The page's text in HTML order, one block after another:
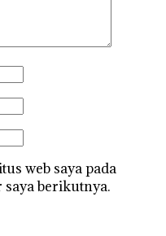
web saya pada
berikutnya.